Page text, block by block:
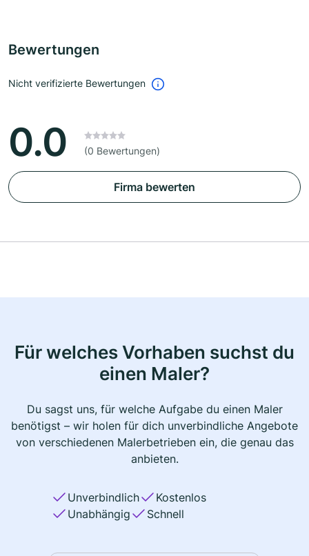
Bewertungen
Nicht verifizierte Bewertungen
0.0 (0 Bewertungen)
Firma bewerten
Für welches Vorhaben suchst du
einen Maler?
Du sagst uns, für welche Aufgabe du einen Maler
benötigst – wir holen für dich unverbindliche Angebote
von verschiedenen Malerbetrieben ein, die genau das
anbieten.
Unverbindlich
Kostenlos
Unabhängig
Schnell